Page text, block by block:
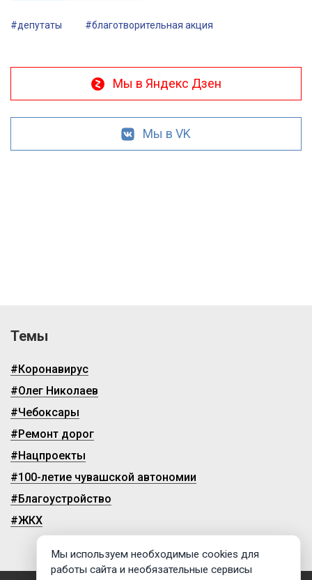
#депутаты #благотворительная акция
Мы в Яндекс Дзен
Мы в VK
Темы
#Коронавирус
#Олег Николаев
#Чебоксары
#Ремонт дорог
#Нацпроекты
#100-летие чувашской автономии
#Благоустройство
#ЖКХ
Мы используем необходимые cookies для
работы сайта и необязательные сервисы